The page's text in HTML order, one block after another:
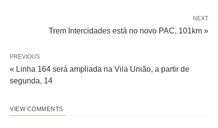
NEXT
Trem Intercidades está no novo PAC, 101km »
PREVIOUS
« Linha 164 será ampliada na Vila União, a partir de
segunda, 14
VIEW COMMENTS